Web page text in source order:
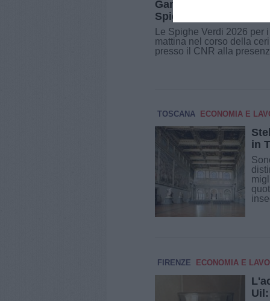
Gambassi Terme e
Spighe Verdi
Le Spighe Verdi 2026
mattina nel corso della
presso il CNR alla
TOSCANA ECONOMIA E
in
FIRENZE ECONOMIA E